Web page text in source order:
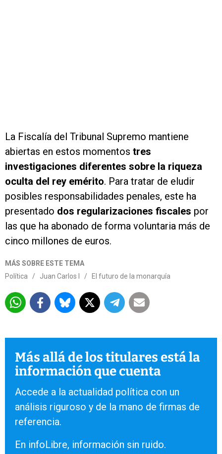
La Fiscalía del Tribunal Supremo mantiene
abiertas en estos momentos tres
investigaciones diferentes sobre la riqueza
oculta del rey emérito. Para tratar de eludir
posibles responsabilidades penales, este ha
presentado dos regularizaciones fiscales por
las que ha abonado de forma voluntaria más de
cinco millones de euros.
MÁS SOBRE ESTE TEMA
Política
/ Juan Carlos I / El futuro de la monarquía
Más allá de los titulares está la
información que cuenta
Accede a la actualidad política con un
análisis riguroso y de la mano de firmas de
referencia.
En infoLibre, información sin ruido.